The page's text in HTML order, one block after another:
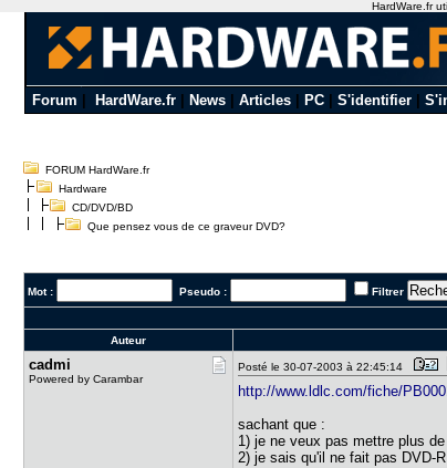
Forum HardWare.fr| News| Articles| PC| S'identifier|
FORUM HardWare.fr
Hardware
CD/DVD/BD
Que pensez vous de ce graveur DVD?
Mot : Pseudo : Filtrer
Auteur
cadmi
Powered by Carambar
Posté le 30-07-2003 à 22:45:14
http://www.ldlc.com/fiche/
sachant que :
1) je ne veux pas mettre plus
2) je sais qu'il ne fait pas DVD-R
HardWare.fr